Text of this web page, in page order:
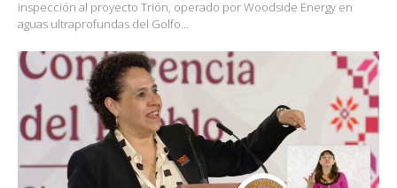
inspección al proyecto Trión, operado por Woodside Energy en
aguas ultraprofundas del Golfo...